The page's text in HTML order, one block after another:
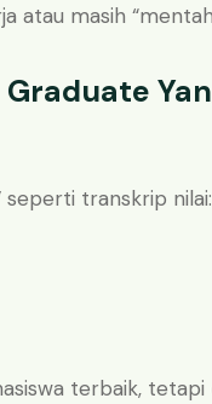
atau masih
seperti transkrip nilai:
terbaik, tetapi